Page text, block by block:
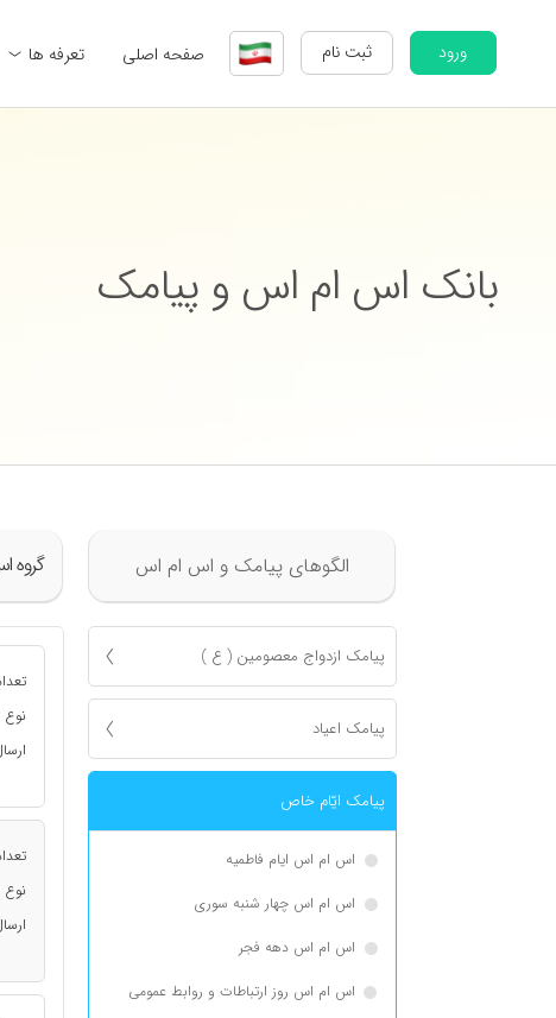
ورود ثبت نام صفحه اصلی تعرفه ها
بانک اس ام اس و پیامک
الگوهای پیامک و اس ام اس
پیامک ازدواج معصومين ( ع )
پیامک اعياد
پیامک ايّام خاص
اس ام اس ایام فاطمیه
اس ام اس چهار شنبه سوری
اس ام اس دهه فجر
اس ام اس روز ارتباطات و روابط عمومی
گروه